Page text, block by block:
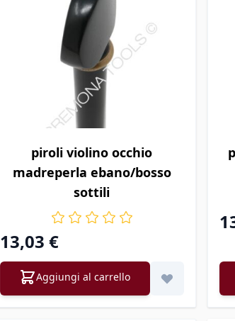
piroli violino occhio
madreperla ebano/bosso
sottili
13,03 €
Aggiungi al carrello